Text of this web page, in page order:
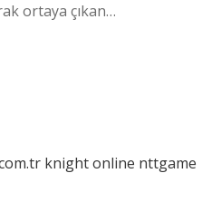
ortaya çıkan…
knight online nttgame